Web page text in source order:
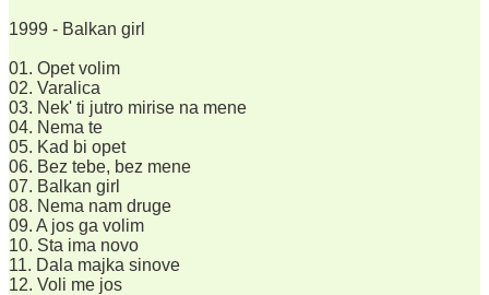
1999 - Balkan girl
01. Opet volim
02. Varalica
03. Nek' ti jutro mirise na mene
04. Nema te
05. Kad bi opet
06. Bez tebe, bez mene
07. Balkan girl
08. Nema nam druge
09. A jos ga volim
10. Sta ima novo
11. Dala majka sinove
12. Voli me jos